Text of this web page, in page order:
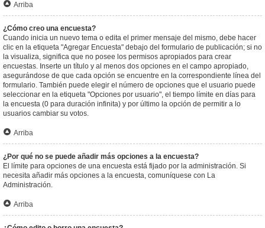
Arriba
¿Cómo creo una encuesta?
Cuando inicia un nuevo tema o edita el primer mensaje del mismo, debe hacer
clic en la etiqueta "Agregar Encuesta" debajo del formulario de publicación; si no
la visualiza, significa que no posee los permisos apropiados para crear
encuestas. Inserte un título y al menos dos opciones en el campo apropiado,
asegurándose de que cada opción se encuentre en la correspondiente línea del
formulario. También puede elegir el número de opciones que el usuario puede
seleccionar en la etiqueta "Opciones por usuario", el tiempo límite en días para
la encuesta (0 para duración infinita) y por último la opción de permitir a lo
usuarios cambiar su votos.
Arriba
¿Por qué no se puede añadir más opciones a la encuesta?
El límite para opciones de una encuesta está fijado por la administración. Si
necesita añadir más opciones a la encuesta, comuníquese con La
Administración.
Arriba